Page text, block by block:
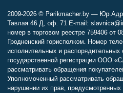
2009-2026 © Parikmacher.by —
Тавлая 46 Д, оф. 71 E-mail:
номер в торговом реестре 759406 от
Гродненский горисполком. Номер
исполнительных и распорядительных
государственной регистрации ООО
рассматривать обращения
Уполномоченный рассматривать
нарушении их прав,